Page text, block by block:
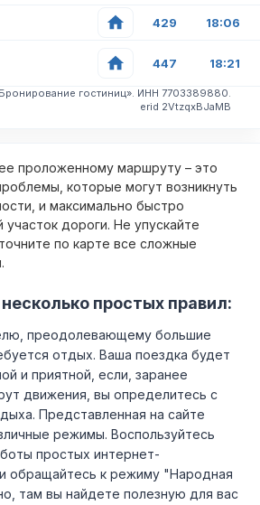
429 18:06
447 18:21
гостиниц». ИНН 7703389880.
erid 2VtzqxBJaMB
проложенному маршруту – это
которые могут возникнуть
и максимально быстро
дороги. Не упускайте
по карте все сложные
простых правил:
преодолевающему большие
отдых. Ваша поездка будет
и приятной, если, заранее
движения, вы определитесь с
Представленная на сайте
режимы. Воспользуйтесь
простых интернет-
обращайтесь к режиму "Народная
там вы найдете полезную для вас